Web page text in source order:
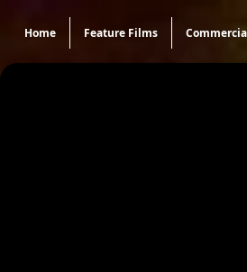
Home Feature Films